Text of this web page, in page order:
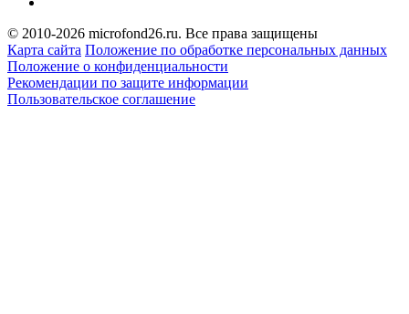
© 2010-2026 microfond26.ru. Все права защищены
Карта сайта Положение по обработке персональных данных
Положение о конфиденциальности
Рекомендации по защите информации
Пользовательское соглашение